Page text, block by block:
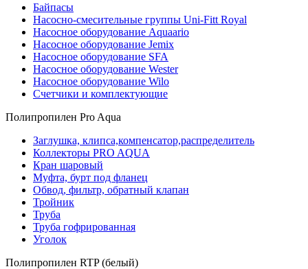
Байпасы
Насосно-смесительные группы Uni-Fitt Royal
Насосное оборудование Aquaario
Насосное оборудование Jemix
Насосное оборудование SFA
Насосное оборудование Wester
Насосное оборудование Wilo
Счетчики и комплектующие
Полипропилен Pro Aqua
Заглушка, клипса,компенсатор,распределитель
Коллекторы PRO AQUA
Кран шаровый
Муфта, бурт под фланец
Обвод, фильтр, обратный клапан
Тройник
Труба
Труба гофрированная
Уголок
Полипропилен RTP (белый)